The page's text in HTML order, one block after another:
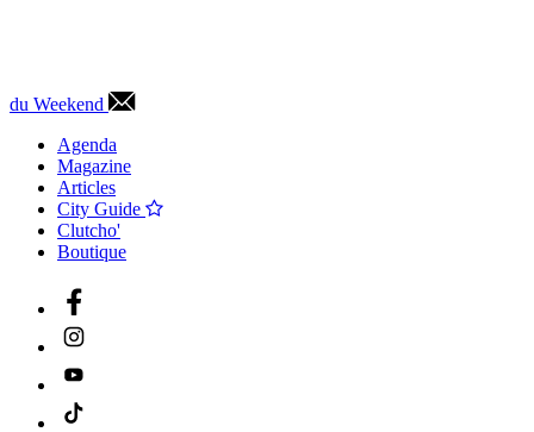
du Weekend
Agenda
Magazine
Articles
City Guide
Clutcho'
Boutique